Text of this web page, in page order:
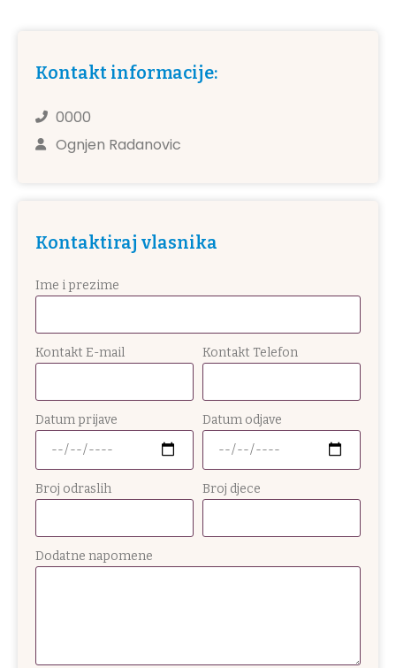
Kontakt informacije:
0000
Ognjen Radanovic
Kontaktiraj vlasnika
Ime i prezime
Kontakt E-mail Kontakt Telefon
Datum prijave Datum odjave
Broj odraslih Broj djece
Dodatne napomene